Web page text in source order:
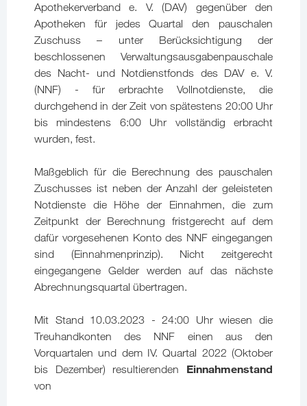
Apothekerverband e. V. (DAV) gegenüber den
Apotheken für jedes Quartal den pauschalen
Zuschuss – unter Berücksichtigung der
beschlossenen Verwaltungsausgabenpauschale
des Nacht- und Notdienstfonds des DAV e. V.
(NNF) - für erbrachte Vollnotdienste, die
durchgehend in der Zeit von spätestens 20:00 Uhr
bis mindestens 6:00 Uhr vollständig erbracht
wurden, fest.
Maßgeblich für die Berechnung des pauschalen
Zuschusses ist neben der Anzahl der geleisteten
Notdienste die Höhe der Einnahmen, die zum
Zeitpunkt der Berechnung fristgerecht auf dem
dafür vorgesehenen Konto des NNF eingegangen
sind (Einnahmenprinzip). Nicht zeitgerecht
eingegangene Gelder werden auf das nächste
Abrechnungsquartal übertragen.
Mit Stand 10.03.2023 - 24:00 Uhr wiesen die
Treuhandkonten des NNF einen aus den
Vorquartalen und dem IV. Quartal 2022 (Oktober
bis Dezember) resultierenden Einnahmenstand
von